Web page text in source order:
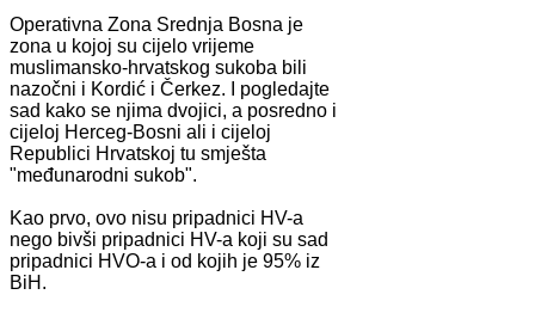
Operativna Zona Srednja Bosna je
zona u kojoj su cijelo vrijeme
muslimansko-hrvatskog sukoba bili
nazočni i Kordić i Čerkez. I pogledajte
sad kako se njima dvojici, a posredno i
cijeloj Herceg-Bosni ali i cijeloj
Republici Hrvatskoj tu smješta
"međunarodni sukob".
Kao prvo, ovo nisu pripadnici HV-a
nego bivši pripadnici HV-a koji su sad
pripadnici HVO-a i od kojih je 95% iz
BiH.